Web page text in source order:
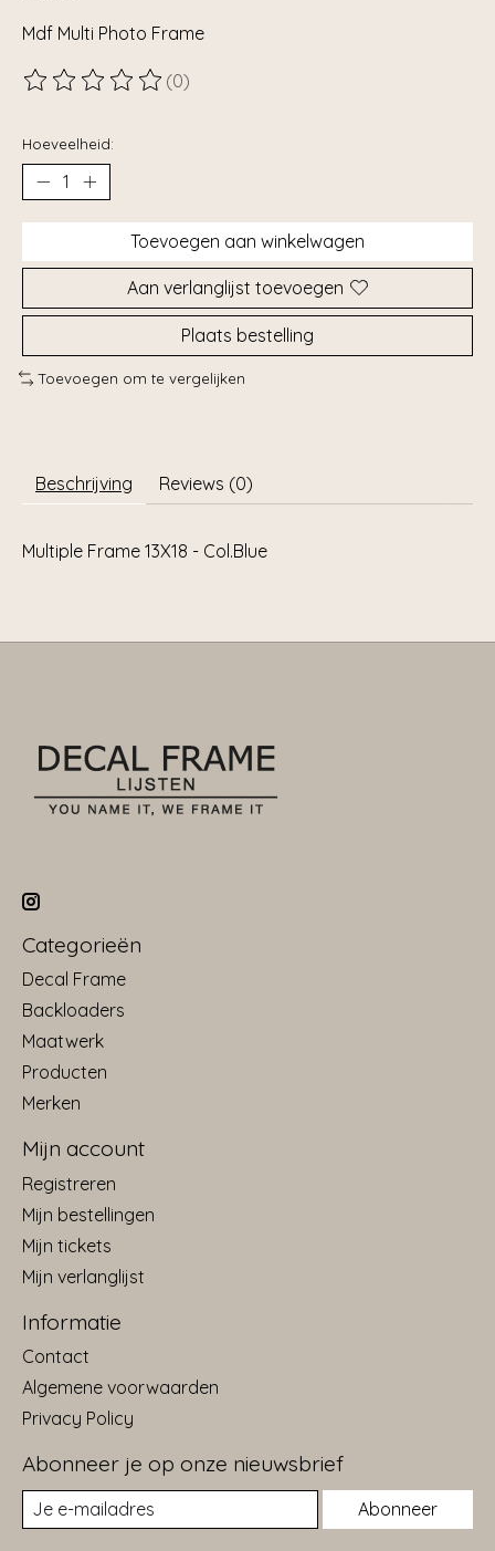
Mdf Multi Photo Frame
De beoordeling van dit product is
(0)
Hoeveelheid:
Toevoegen aan winkelwagen
Aan verlanglijst toevoegen
Plaats bestelling
Toevoegen om te vergelijken
Beschrijving Reviews (0)
Multiple Frame 13X18 - Col.Blue
Categorieën
Decal Frame
Backloaders
Maatwerk
Producten
Merken
Mijn account
Registreren
Mijn bestellingen
Mijn tickets
Mijn verlanglijst
Informatie
Contact
Algemene voorwaarden
Privacy Policy
Abonneer je op onze nieuwsbrief
Abonneer